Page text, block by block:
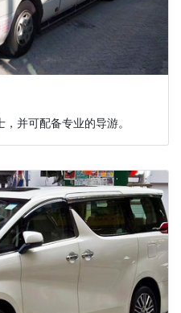
并可配备专业的导游。